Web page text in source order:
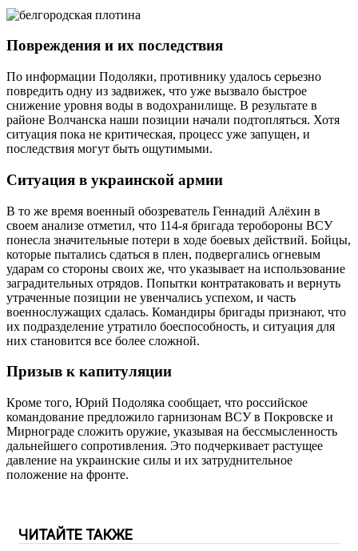
Повреждения и их последствия
По информации Подоляки, противнику удалось серьезно
повредить одну из задвижек, что уже вызвало быстрое
снижение уровня воды в водохранилище. В результате в
районе Волчанска наши позиции начали подтопляться. Хотя
ситуация пока не критическая, процесс уже запущен, и
последствия могут быть ощутимыми.
Ситуация в украинской армии
В то же время военный обозреватель Геннадий Алёхин в
своем анализе отметил, что 114-я бригада теробороны ВСУ
понесла значительные потери в ходе боевых действий. Бойцы,
которые пытались сдаться в плен, подвергались огневым
ударам со стороны своих же, что указывает на использование
заградительных отрядов. Попытки контратаковать и вернуть
утраченные позиции не увенчались успехом, и часть
военнослужащих сдалась. Командиры бригады признают, что
их подразделение утратило боеспособность, и ситуация для
них становится все более сложной.
Призыв к капитуляции
Кроме того, Юрий Подоляка сообщает, что российское
командование предложило гарнизонам ВСУ в Покровске и
Мирнограде сложить оружие, указывая на бессмысленность
дальнейшего сопротивления. Это подчеркивает растущее
давление на украинские силы и их затруднительное
положение на фронте.
ЧИТАЙТЕ ТАКЖЕ